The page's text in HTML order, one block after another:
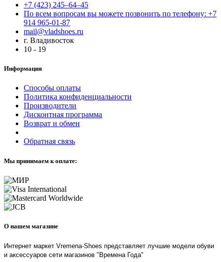
+7 (423) 245–64–45
По всем вопросам вы можете позвонить по телефону: +7
914 965-01-87
mail@vladshoes.ru
г. Владивосток
10 - 19
Информация
Способы оплаты
Политика конфиденциальности
Производители
Дисконтная программа
Возврат и обмен
Обратная связь
Мы принимаем к оплате:
О нашем магазине
Интернет маркет Vremena-Shoes представляет лучшие модели обуви
и аксессуаров сети магазинов "Времена Года"